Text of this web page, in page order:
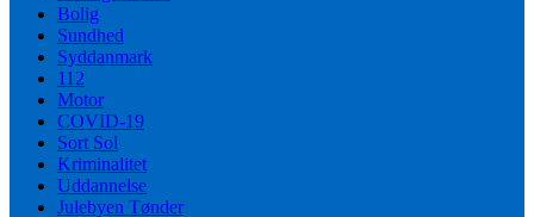
Bolig
Sundhed
Syddanmark
112
Motor
COVID-19
Sort Sol
Kriminalitet
Uddannelse
Julebyen Tønder